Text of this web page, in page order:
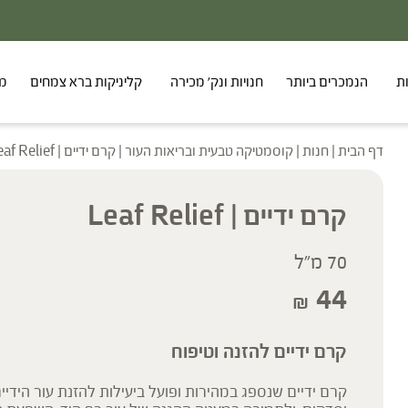
הנמכרים ביותר חנויות ונק' מכירה קליניקות ברא צמחים
דף הבית | חנות | קוסמטיקה טבעית ובריאות העור | קרם ידיים | Leaf Relief
קרם ידיים | Leaf Relief
70 מ"ל
₪ 44
קרם ידיים להזנה וטיפוח
קרם ידיים שנספג במהירות ופועל ביעילות להזנת עור